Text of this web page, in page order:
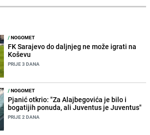
/NOGOMET
FK Sarajevo do daljnjeg ne može igrati na
Koševu
PRIJE 3 DANA
/NOGOMET
Pjanić otkrio: "Za Alajbegovića je bilo i
bogatijih ponuda, ali Juventus je Juventus"
PRIJE 2 DANA